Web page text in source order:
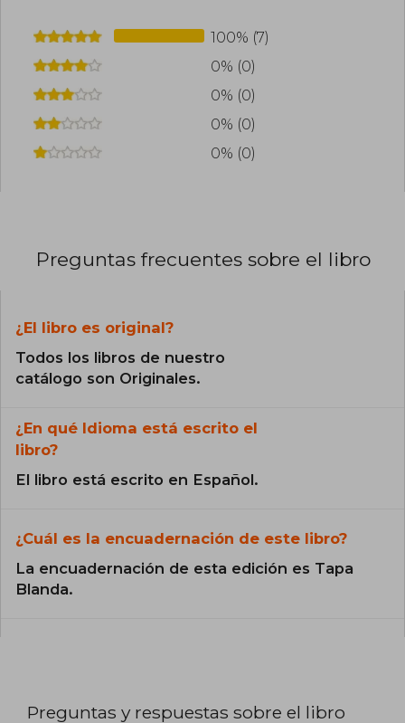
100% (7)
0% (0)
0% (0)
0% (0)
0% (0)
Preguntas frecuentes sobre el libro
¿El libro es original?
Todos los libros de nuestro
catálogo son Originales.
¿En qué Idioma está escrito el
libro?
El libro está escrito en Español.
¿Cuál es la encuadernación de este libro?
La encuadernación de esta edición es Tapa
Blanda.
Preguntas y respuestas sobre el libro